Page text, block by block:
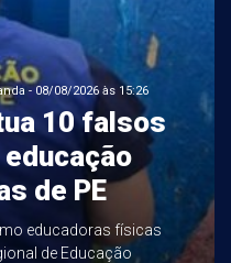
- 08/08/2026 às 15:26
10 falsos
de PE
educadoras físicas
de Educação